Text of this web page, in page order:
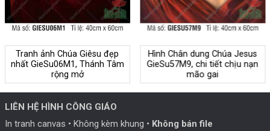
Tranh ảnh Chúa Giêsu đẹp
nhất GieSu06M1, Thánh Tâm
rộng mở
Hình Chân dung Chúa Jesus
GieSu57M9, chi tiết chịu nạn
mão gai
LIÊN HỆ HÌNH CÔNG GIÁO
In tranh canvas • Không kèm khung • Không bán file